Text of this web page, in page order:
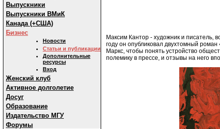
Выпускники
Выпускники ВМиК
Канада (+США)
Бизнес
Новости
Статьи и публикации
Дополнительные
ресурсы
Вход
Женский клуб
Активное долголетие
Досуг
Образование
Издательство МГУ
Форумы
Максим Кантор - художник и писатель,
году он опубликовал двухтомный
Маркс, чтобы понять устройство
полемику в прессе, и отзывы на него